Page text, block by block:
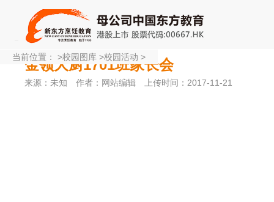
金领大厨1701班家长会
来源：未知 作者：网站编辑 上传时间：2017-11-21
当前位置： >校园图库 >校园活动 >